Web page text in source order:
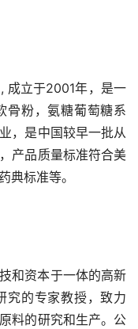
成立于2001年，是一
骨粉，氨糖葡萄糖系
，是中国较早一批从
产品质量标准符合美
典标准等。
和资本于一体的高新
究的专家教授，致力
料的研究和生产。公